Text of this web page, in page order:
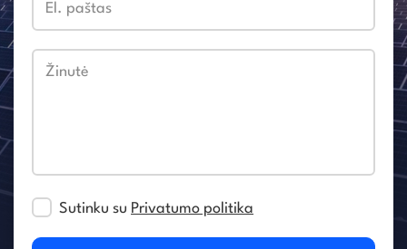
El. paštas
Žinutė
Sutinku su Privatumo politika